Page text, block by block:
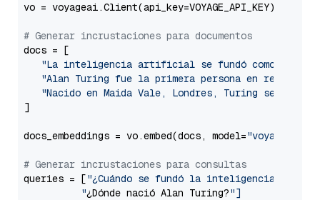
vo = voyageai.Client(api_key=VOYAGE_API_KEY)
# Generar incrustaciones para documentos
docs = [
"La inteligencia artificial se fundó como
"Alan Turing fue la primera persona en realizar
"Nacido en Maida Vale, Londres, Turing se crió
]
docs_embeddings = vo.embed(docs, model="voyage-2"
# Generar incrustaciones para consultas
queries = ["¿Cuándo se fundó la inteligencia
          "
¿Dónde nació Alan Turing?"]